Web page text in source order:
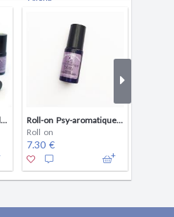
7 Psy-aromatiques Roll-on aux huiles essentielles bio pour bien-être et rééquilibre
Roll-on Psy-aromatique Bleu aux huiles essentielles bio
Roll on
7.30 €